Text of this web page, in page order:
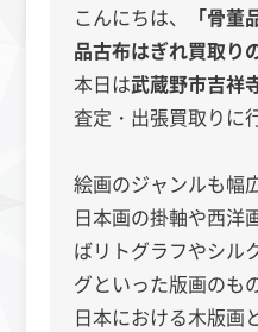
こんにちは、
「骨
品古布はぎれ買取り
本日は武蔵野市吉祥
査定・出張買取りに
絵画のジャンルも幅
日本画の掛軸や西洋
ばリトグラフやシル
グといった版画のも
日本における木版画